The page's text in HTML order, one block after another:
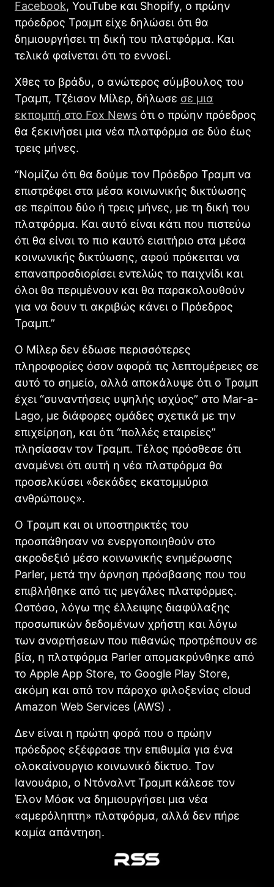
Facebook, YouTube και Shopify, ο πρώην
πρόεδρος Τραμπ είχε δηλώσει ότι θα
δημιουργήσει τη δική του πλατφόρμα. Και
τελικά φαίνεται ότι το εννοεί.
Χθες το βράδυ, ο ανώτερος σύμβουλος του
Τραμπ, Τζέισον Μίλερ, δήλωσε σε μια
εκπομπή στο Fox News ότι ο πρώην πρόεδρος
θα ξεκινήσει μια νέα πλατφόρμα σε δύο έως
τρεις μήνες.
“Νομίζω ότι θα δούμε τον Πρόεδρο Τραμπ να
επιστρέφει στα μέσα κοινωνικής δικτύωσης
σε περίπου δύο ή τρεις μήνες, με τη δική του
πλατφόρμα. Και αυτό είναι κάτι που πιστεύω
ότι θα είναι το πιο καυτό εισιτήριο στα μέσα
κοινωνικής δικτύωσης, αφού πρόκειται να
επαναπροσδιορίσει εντελώς το παιχνίδι και
όλοι θα περιμένουν και θα παρακολουθούν
για να δουν τι ακριβώς κάνει ο Πρόεδρος
Τραμπ.”
Ο Μίλερ δεν έδωσε περισσότερες
πληροφορίες όσον αφορά τις λεπτομέρειες σε
αυτό το σημείο, αλλά αποκάλυψε ότι ο Τραμπ
έχει “συναντήσεις υψηλής ισχύος” στο Mar-a-
Lago, με διάφορες ομάδες σχετικά με την
επιχείρηση, και ότι “πολλές εταιρείες”
πλησίασαν τον Τραμπ. Τέλος πρόσθεσε ότι
αναμένει ότι αυτή η νέα πλατφόρμα θα
προσελκύσει «δεκάδες εκατομμύρια
ανθρώπους».
Ο Τραμπ και οι υποστηρικτές του
προσπάθησαν να ενεργοποιηθούν στο
ακροδεξιό μέσο κοινωνικής ενημέρωσης
Parler, μετά την άρνηση πρόσβασης που του
επιβλήθηκε από τις μεγάλες πλατφόρμες.
Ωστόσο, λόγω της έλλειψης διαφύλαξης
προσωπικών δεδομένων χρήστη και λόγω
των αναρτήσεων που πιθανώς προτρέπουν σε
βία, η πλατφόρμα Parler απομακρύνθηκε από
το Apple App Store, το Google Play Store,
ακόμη και από τον πάροχο φιλοξενίας cloud
Amazon Web Services (AWS) .
Δεν είναι η πρώτη φορά που ο πρώην
πρόεδρος εξέφρασε την επιθυμία για ένα
ολοκαίνουργιο κοινωνικό δίκτυο. Τον
Ιανουάριο, ο Ντόναλντ Τραμπ κάλεσε τον
Έλον Μόσκ να δημιουργήσει μια νέα
«αμερόληπτη» πλατφόρμα, αλλά δεν πήρε
καμία απάντηση.